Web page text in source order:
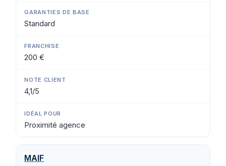
Standard
200 €
4,1/5
Proximité agence
MAIF